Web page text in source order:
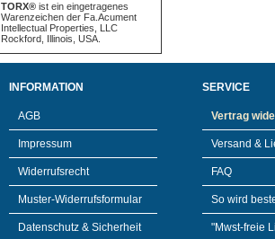
TORX® ist ein eingetragenes
Warenzeichen der Fa.Acument
Intellectual Properties, LLC
Rockford, Illinois, USA.
INFORMATION
AGB
Impressum
Widerrufsrecht
Muster-Widerrufsformular
Datenschutz & Sicherheit
SERVICE
Vertrag
Versand &
FAQ
So wird
"Mwst-freie